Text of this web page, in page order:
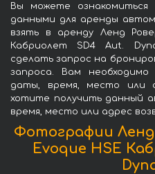
Вы можете
данными для аренды
взять в аренду Ленд
Кабриолет SD4 Aut.
сделать запрос на
запроса. Вам
даты, время, место или
хотите получить данный
время, место или адрес
Фотографии Ленд
Evoque HSE